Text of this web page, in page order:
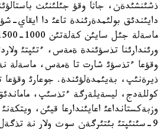
ذشئنشئدةن، جاثا وقؤ جئلئنئث
دايئندئق بولئمدةرئندة تاعئ دا ايقاي-
ورئندارئنا تذسؤئندة ةمةس، ءتئپتئ
وقؤعا ءتذسؤئ شارت تا ةمةس، ماسةلة
ذيرةنئپ، بةيئمدةلؤئندة. جوعارئ
كوللةدج، ليسةيلةرگة ءتذسئپ،
وزبةكستانداعئ اعايئندارعا قيئن،
9-سئنئپتئ بئتئرگةن سوث ولار نة